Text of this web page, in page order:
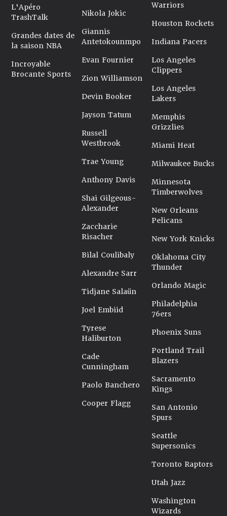
L'Apéro
TrashTalk
Grandes dates de
la saison NBA
Incroyable
Brocante Sports
Nikola Jokic
Giannis
Antetokounmpo
Evan Fournier
Zion Williamson
Devin Booker
Jayson Tatum
Russell
Westbrook
Trae Young
Anthony Davis
Shai Gilgeous-
Alexander
Zaccharie
Risacher
Bilal Coulibaly
Alexandre Sarr
Tidjane Salaün
Joel Embiid
Tyrese
Haliburton
Cade
Cunningham
Paolo Banchero
Cooper Flagg
Warriors
Houston Rockets
Indiana Pacers
Los Angeles
Clippers
Los Angeles
Lakers
Memphis
Grizzlies
Miami Heat
Milwaukee Bucks
Minnesota
Timberwolves
New Orleans
Pelicans
New York Knicks
Oklahoma City
Thunder
Orlando Magic
Philadelphia
76ers
Phoenix Suns
Portland Trail
Blazers
Sacramento
Kings
San Antonio
Spurs
Seattle
Supersonics
Toronto Raptors
Utah Jazz
Washington
Wizards